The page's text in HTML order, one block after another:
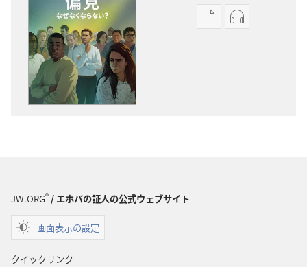
出
オー
JW.ORG®/ エホバの証人の公式ウェブサイト
画面表示の設定
クイックリンク